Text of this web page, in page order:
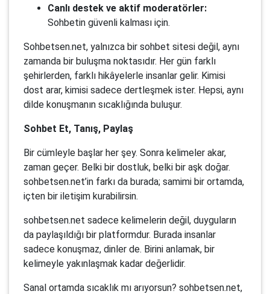
Canlı destek ve aktif moderatörler:
Sohbetin güvenli kalması için.
Sohbetsen.net, yalnızca bir sohbet sitesi değil, aynı
zamanda bir buluşma noktasıdır. Her gün farklı
şehirlerden, farklı hikâyelerle insanlar gelir. Kimisi
dost arar, kimisi sadece dertleşmek ister. Hepsi, aynı
dilde konuşmanın sıcaklığında buluşur.
Sohbet Et, Tanış, Paylaş
Bir cümleyle başlar her şey. Sonra kelimeler akar,
zaman geçer. Belki bir dostluk, belki bir aşk doğar.
sohbetsen.net’in farkı da burada; samimi bir ortamda,
içten bir iletişim kurabilirsin.
sohbetsen.net sadece kelimelerin değil, duyguların
da paylaşıldığı bir platformdur. Burada insanlar
sadece konuşmaz, dinler de. Birini anlamak, bir
kelimeyle yakınlaşmak kadar değerlidir.
Sanal ortamda sıcaklık mı arıyorsun? sohbetsen.net,